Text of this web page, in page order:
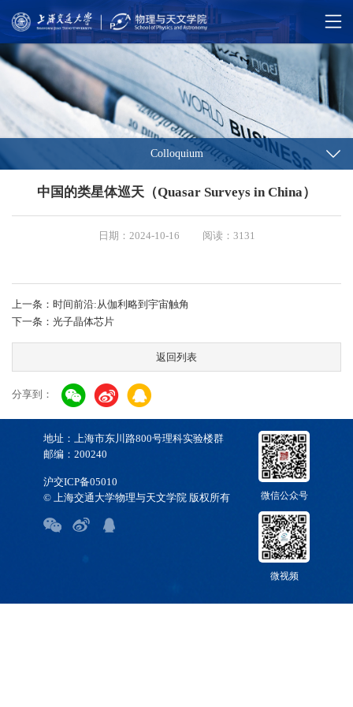
Colloquium
中国的类星体巡天（Quasar Surveys in China）
日期：2024-10-16 阅读：3131
上一条：时间前沿:从伽利略到宇宙触角
下一条：光子晶体芯片
返回列表
分享到：
地址：上海市东川路800号理科实验楼群
邮编：200240
沪交ICP备05010
© 上海交通大学物理与天文学院 版权所有
微信公众号
微视频